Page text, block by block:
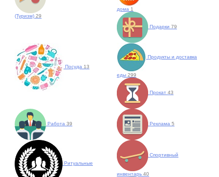
(Туризм) 29
дома 1
Подарки 79
Посуда 13
Продукты и доставка
еды 299
Прокат 43
Работа 39 Реклама 5
Ритуальные
Спортивный
инвентарь 40